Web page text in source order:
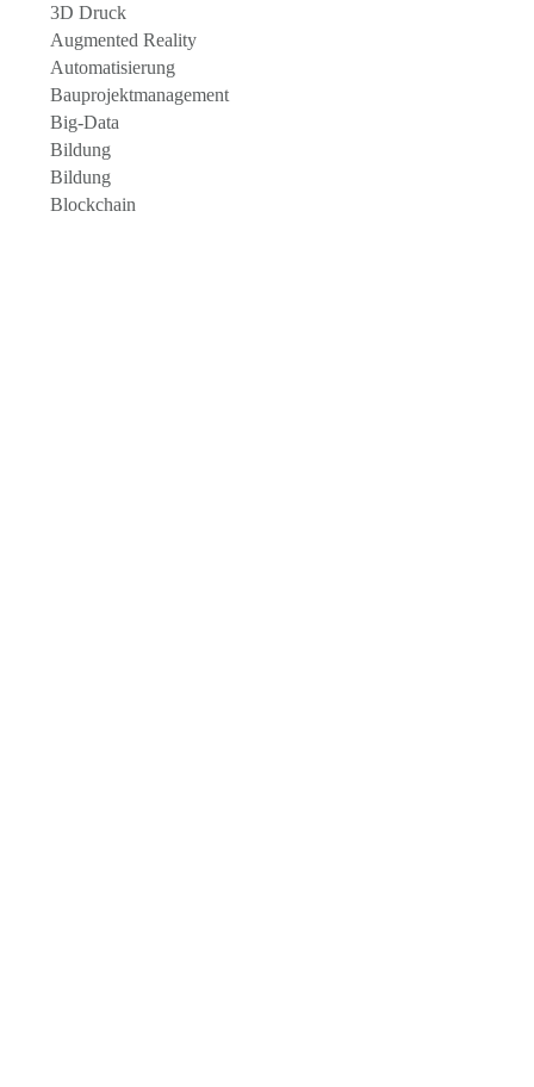
3D Druck
Augmented Reality
Automatisierung
Bauprojektmanagement
Big-Data
Bildung
Bildung
Blockchain